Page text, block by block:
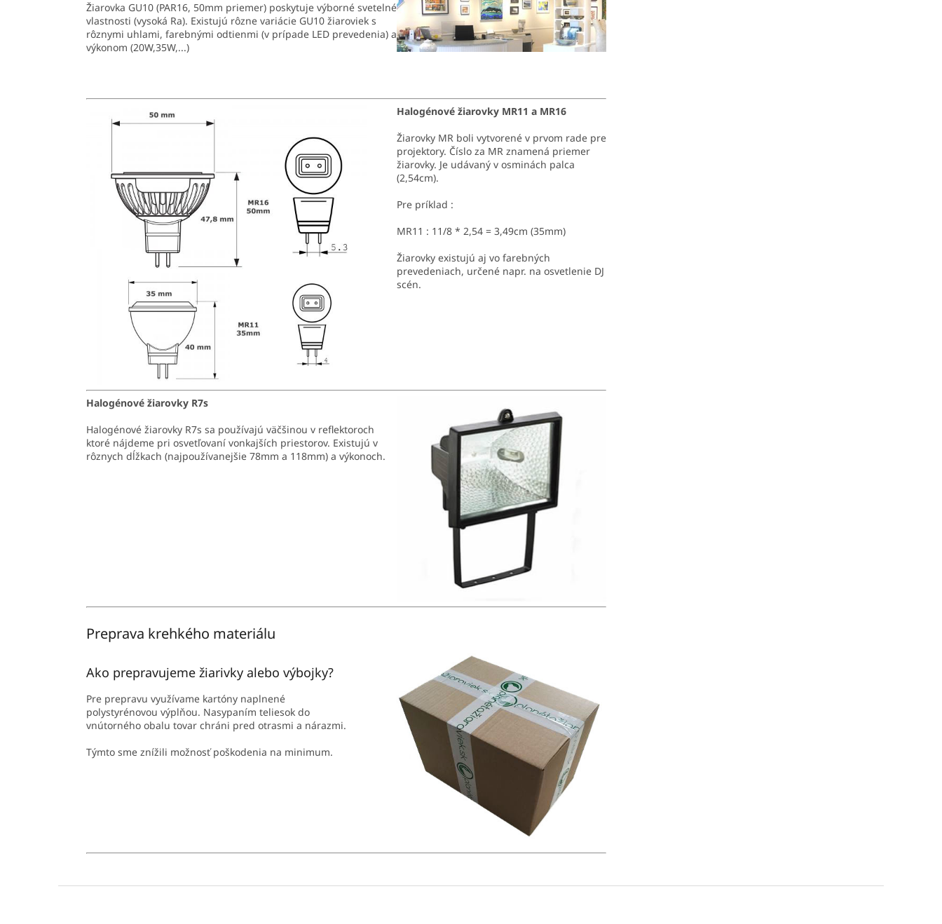
Žiarovka GU10 (PAR16, 50mm priemer) poskytuje výborné svetelné
vlastnosti (vysoká Ra). Existujú rôzne variácie GU10 žiaroviek s
rôznymi uhlami, farebnými odtienmi (v prípade LED prevedenia) a
výkonom (20W,35W,...)
Halogénové žiarovky MR11 a MR16
Žiarovky MR boli vytvorené v prvom rade pre
projektory. Číslo za MR znamená priemer
žiarovky. Je udávaný v osminách palca
(2,54cm).
Pre príklad :
MR11 : 11/8 * 2,54 = 3,49cm (35mm)
Žiarovky existujú aj vo farebných
prevedeniach, určené napr. na osvetlenie DJ
scén.
Halogénové žiarovky R7s
Halogénové žiarovky R7s sa používajú väčšinou v reflektoroch
ktoré nájdeme pri osvetľovaní vonkajších priestorov. Existujú v
rôznych dĺžkach (najpoužívanejšie 78mm a 118mm) a výkonoch.
Preprava krehkého materiálu
Ako prepravujeme žiarivky alebo výbojky?
Pre prepravu využívame kartóny naplnené
polystyrénovou výplňou. Nasypaním teliesok do
vnútorného obalu tovar chráni pred otrasmi a nárazmi.
Týmto sme znížili možnosť poškodenia na minimum.